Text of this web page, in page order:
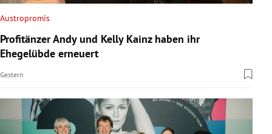
Austropromis
Profitänzer Andy und Kelly Kainz haben ihr
Ehegelübde erneuert
Gestern